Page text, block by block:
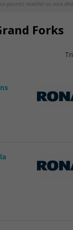
pourrez modifier ou vous
Forks